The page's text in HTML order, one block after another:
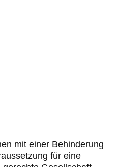
mit einer Behinderung
für eine